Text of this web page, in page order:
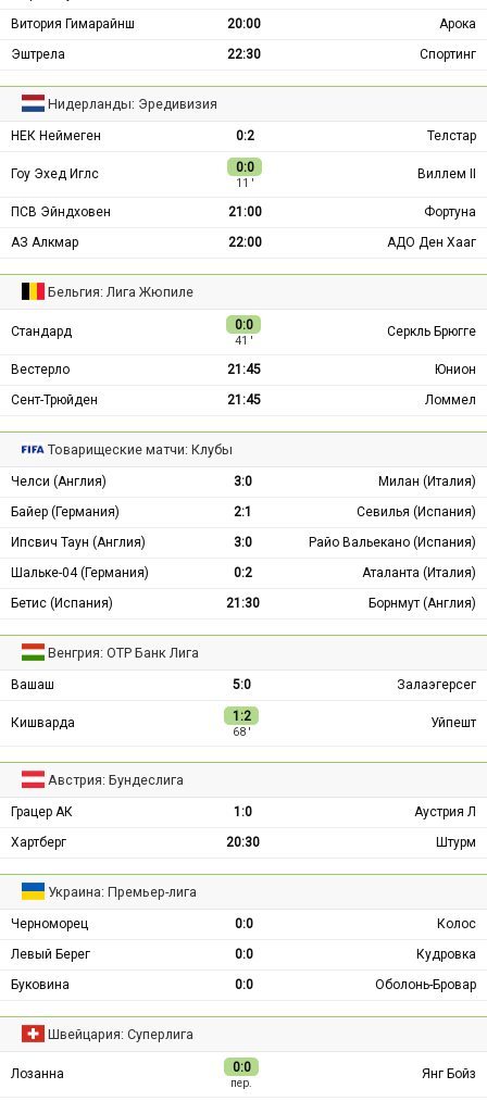
Витория Гимарайнш
20:00
Арока
Эштрела
22:30 Спортинг
Нидерланды: Эредивизия
НЕК Неймеген 0:2 Телстар
Гоу Эхед Иглс 0:0
11 ′
Виллем II
ПСВ Эйндховен 21:00
Фортуна
АЗ Алкмар
22:00 АДО Ден Хааг
Бельгия: Лига Жюпиле
Стандард 0:0
41 ′
Серкль Брюгге
Вестерло 21:45
Юнион
Сент-Трюйден
21:45 Ломмел
Товарищеские матчи: Клубы
Челси (Англия) 3:0
Милан (Италия)
Байер (Германия)
2:1
Севилья (Испания)
Ипсвич Таун (Англия)
3:0
Райо Вальекано (Испания)
Шальке-04 (Германия)
0:2
Аталанта (Италия)
Бетис (Испания)
21:30 Борнмут (Англия)
Венгрия: ОТР Банк Лига
Вашаш 5:0 Залаэгерсег
Кишварда 1:2
68 ′
Уйпешт
Австрия: Бундеслига
Грацер АК 1:0
Аустрия Л
Хартберг
20:30 Штурм
Украина: Премьер-лига
Черноморец 0:0
Колос
Левый Берег
0:0
Кудровка
Буковина
0:0 Оболонь-Бровар
Швейцария: Суперлига
Лозанна 0:0
пер.
Янг Бойз